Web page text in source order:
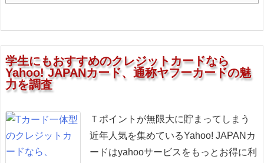
学生にもおすすめのクレジットカードなら
Yahoo! JAPANカード、通称ヤフーカードの魅
力を調査
Ｔポイントが無限大に貯まってしまう
近年人気を集めているYahoo! JAPANカ
ードはyahooサービスをもっとお得に利